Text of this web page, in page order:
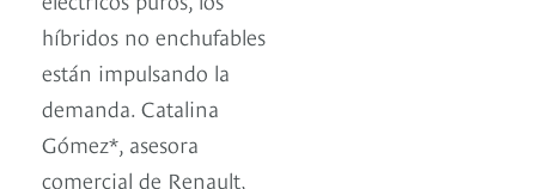
híbridos no enchufables
están impulsando la
demanda. Catalina
Gómez*, asesora
comercial de Renault,